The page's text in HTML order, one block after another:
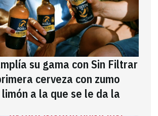
su gama con Sin Filtrar
cerveza con zumo
a la que se le da la